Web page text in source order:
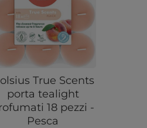
True Scents
porta tealight
18 pezzi -
Pesca